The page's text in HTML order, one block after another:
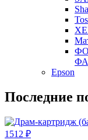
Epson
Последние
1512 ₽